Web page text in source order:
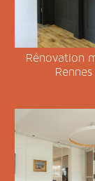
Rénovation
Rennes